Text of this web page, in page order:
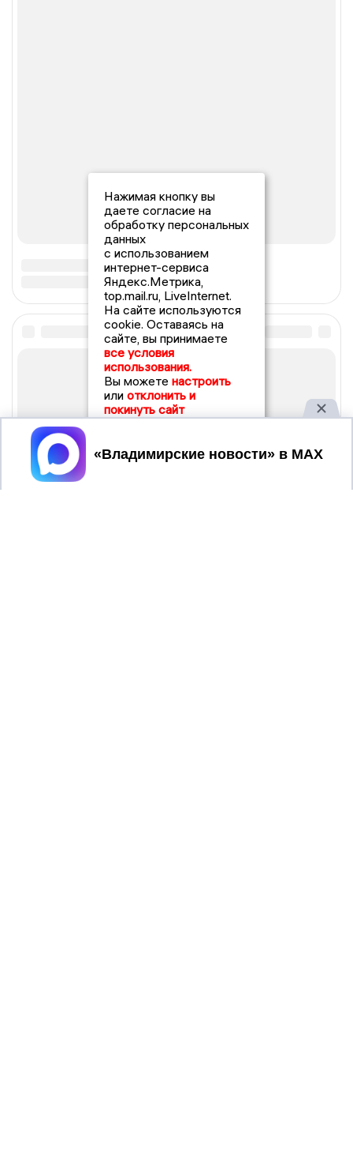
Нажимая кнопку вы
даете согласие на
обработку персональных
данных
с использованием
интернет-сервиса
Яндекс.Метрика,
top.mail.ru, LiveInternet.
На сайте используются
cookie. Оставаясь на
сайте, вы принимаете
все условия
использования.
Вы можете настроить
или отклонить и
покинуть сайт
Принять